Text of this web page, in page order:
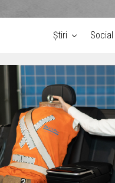
Știri Social